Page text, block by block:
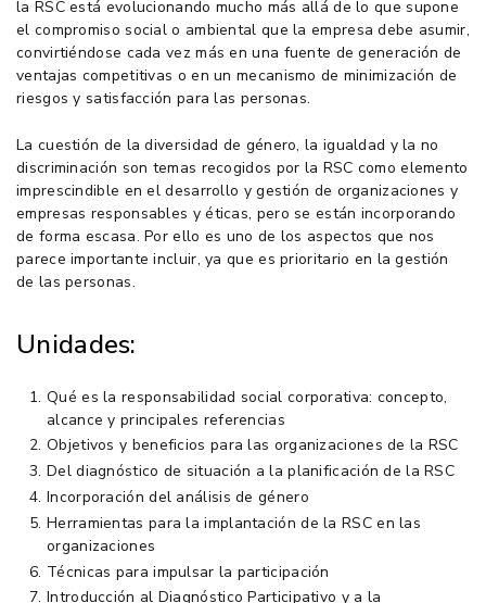
la RSC está evolucionando mucho más allá de lo que supone
el compromiso social o ambiental que la empresa debe asumir,
convirtiéndose cada vez más en una fuente de generación de
ventajas competitivas o en un mecanismo de minimización de
riesgos y satisfacción para las personas.
La cuestión de la diversidad de género, la igualdad y la no
discriminación son temas recogidos por la RSC como elemento
imprescindible en el desarrollo y gestión de organizaciones y
empresas responsables y éticas, pero se están incorporando
de forma escasa. Por ello es uno de los aspectos que nos
parece importante incluir, ya que es prioritario en la gestión
de las personas.
Unidades:
Qué es la responsabilidad social corporativa: concepto,
alcance y principales referencias
Objetivos y beneficios para las organizaciones de la RSC
Del diagnóstico de situación a la planificación de la RSC
Incorporación del análisis de género
Herramientas para la implantación de la RSC en las
organizaciones
Técnicas para impulsar la participación
Introducción al Diagnóstico Participativo y a la